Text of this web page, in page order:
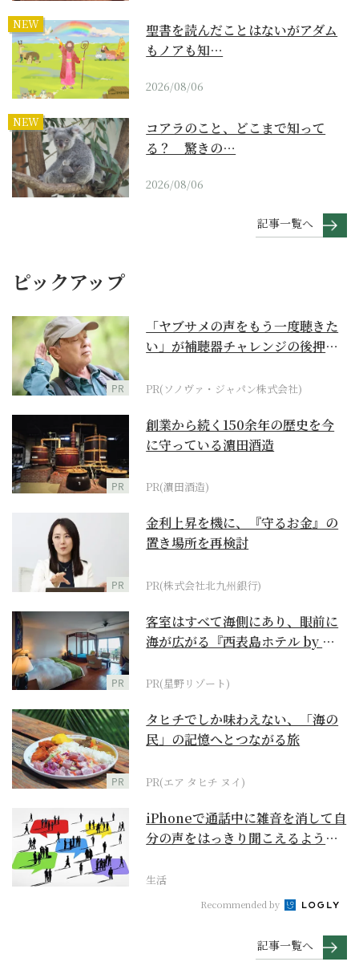
NEW
聖書を読んだことはないがアダム
もノアも知…
2026/08/06
NEW
コアラのこと、どこまで知って
る？ 驚きの…
2026/08/06
記事一覧へ
ピックアップ
PR
「ヤブサメの声をもう一度聴きた
い」が補聴器チャレンジの後押し
PR(ソノヴァ・ジャパン株式会社)
PR
創業から続く150余年の歴史を今
に守っている濵田酒造
PR(濵田酒造)
PR
金利上昇を機に、『守るお金』の
置き場所を再検討
PR(株式会社北九州銀行)
PR
客室はすべて海側にあり、眼前に
海が広がる『西表島ホテル by 星
PR(星野リゾート)
PR
タヒチでしか味わえない、「海の
民」の記憶へとつながる旅
PR(エア タヒチ ヌイ)
iPhoneで通話中に雑音を消して自
分の声をはっきり聞こえるように
生活
Recommended by
記事一覧へ